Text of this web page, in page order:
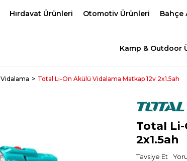
Hırdavat Ürünleri Otomotiv Ürünleri Bahçe
Kamp & Outdoor
Vidalama Total Li-On Akülü Vidalama Matkap 12v 2x1.5ah
Total
2x1.5ah
Tavsiye Et